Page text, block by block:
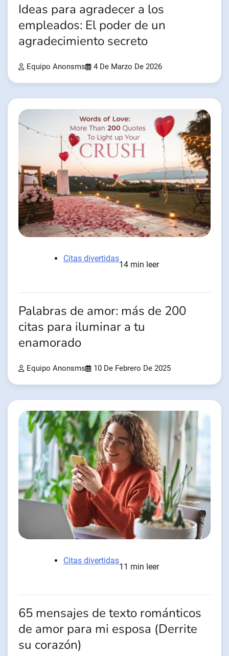
Ideas para agradecer a los
empleados: El poder de un
agradecimiento secreto
Equipo Anonsms 4 De Marzo De 2026
Citas divertidas
14 min leer
Palabras de amor: más de 200
citas para iluminar a tu
enamorado
Equipo Anonsms 10 De Febrero De 2025
Citas divertidas
11 min leer
65 mensajes de texto románticos
de amor para mi esposa (Derrite
su corazón)